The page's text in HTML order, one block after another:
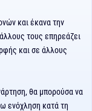
και έκανα την
τους επηρεάζει
και σε άλλους
θα μπορούσα να
ενόχληση κατά τη